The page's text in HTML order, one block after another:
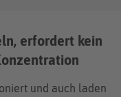
erfordert kein
und auch laden